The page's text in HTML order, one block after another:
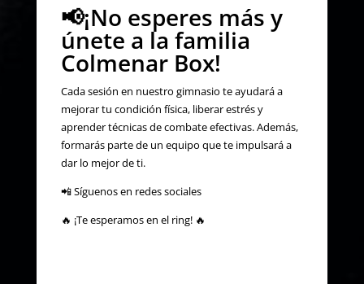
📢¡No esperes más y
únete a la familia
Colmenar Box!
Cada sesión en nuestro gimnasio te ayudará a
mejorar tu condición física, liberar estrés y
aprender técnicas de combate efectivas. Además,
formarás parte de un equipo que te impulsará a
dar lo mejor de ti.
📲 Síguenos en redes sociales
🔥 ¡Te esperamos en el ring! 🔥